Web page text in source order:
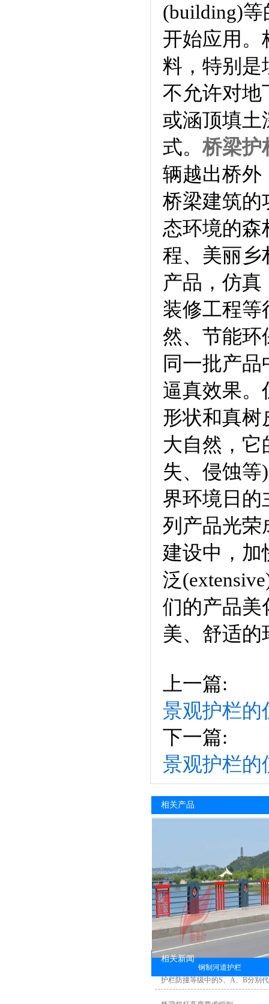
(building)
开始应用。
料，特别是
不允许对地
或涵顶填土
式。桥梁护
辆越出桥外
桥梁建筑的
态环境的森
程、美丽乡
产品，仿真
装修工程等
然、节能环
同一批产
逼真效果。
形状和真树
大自然，
失、侵蚀等
界环境日的
列产品光荣
建设中，加
泛
们的产品美
美、
上一篇:
景观护栏的
下一篇:
景观护栏的
相关产品
钢制河道护栏
相关新闻
护栏防撞等级中的S、A、B分别